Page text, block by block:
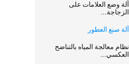
آلة وضع العلامات على
الزجاجة...
آلة صنع العطور
نظام معالجة المياه بالتناضح
العكسي...